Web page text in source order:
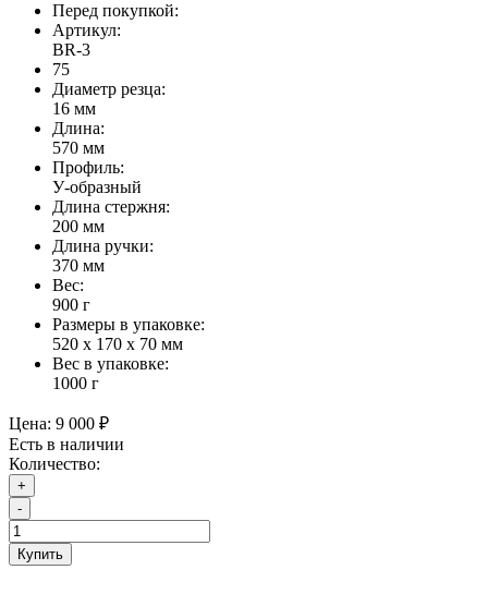
Перед покупкой:
Артикул:
BR-3
75
Диаметр резца:
16 мм
Длина:
570 мм
Профиль:
У-образный
Длина стержня:
200 мм
Длина ручки:
370 мм
Вес:
900 г
Размеры в упаковке:
520 x 170 x 70 мм
Вес в упаковке:
1000 г
Цена: 9 000 ₽
Есть в наличии
Количество:
+
-
Купить